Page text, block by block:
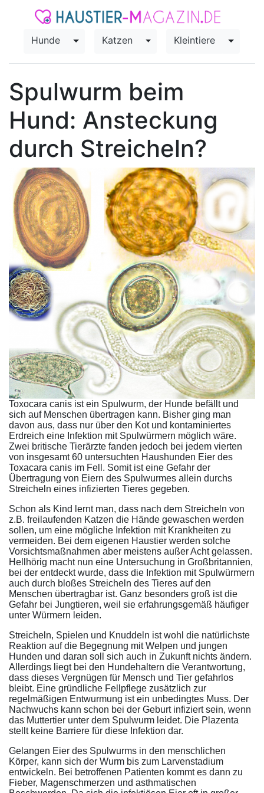
Hunde Toggle Dropdown
Katzen Toggle Dropdown
Kleintiere Toggle
Spulwurm beim
Hund: Ansteckung
durch Streicheln?
Toxocara canis ist ein Spulwurm, der Hunde befällt und
sich auf Menschen übertragen kann. Bisher ging man
davon aus, dass nur über den Kot und kontaminiertes
Erdreich eine Infektion mit Spulwürmern möglich wäre.
Zwei britische Tierärzte fanden jedoch bei jedem vierten
von insgesamt 60 untersuchten Haushunden Eier des
Toxacara canis im Fell. Somit ist eine Gefahr der
Übertragung von Eiern des Spulwurmes allein durchs
Streicheln eines infizierten Tieres gegeben.
Schon als Kind lernt man, dass nach dem Streicheln von
z.B. freilaufenden Katzen die Hände gewaschen werden
sollen, um eine mögliche Infektion mit Krankheiten zu
vermeiden. Bei dem eigenen Haustier werden solche
Vorsichtsmaßnahmen aber meistens außer Acht gelassen.
Hellhörig macht nun eine Untersuchung in Großbritannien,
bei der entdeckt wurde, dass die Infektion mit Spulwürmern
auch durch bloßes Streicheln des Tieres auf den
Menschen übertragbar ist. Ganz besonders groß ist die
Gefahr bei Jungtieren, weil sie erfahrungsgemäß häufiger
unter Würmern leiden.
Streicheln, Spielen und Knuddeln ist wohl die natürlichste
Reaktion auf die Begegnung mit Welpen und jungen
Hunden und daran soll sich auch in Zukunft nichts ändern.
Allerdings liegt bei den Hundehaltern die Verantwortung,
dass dieses Vergnügen für Mensch und Tier gefahrlos
bleibt. Eine gründliche Fellpflege zusätzlich zur
regelmäßigen Entwurmung ist ein unbedingtes Muss. Der
Nachwuchs kann schon bei der Geburt infiziert sein, wenn
das Muttertier unter dem Spulwurm leidet. Die Plazenta
stellt keine Barriere für diese Infektion dar.
Gelangen Eier des Spulwurms in den menschlichen
Körper, kann sich der Wurm bis zum Larvenstadium
entwickeln. Bei betroffenen Patienten kommt es dann zu
Fieber, Magenschmerzen und asthmatischen